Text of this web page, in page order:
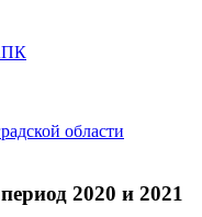
области
2020 и 2021